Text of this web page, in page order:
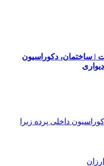
| ساختمان، دکوراسیون